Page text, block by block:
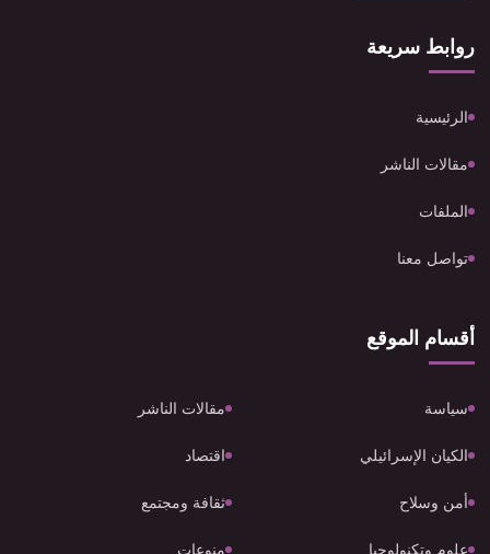
روابط سريعة
الرئيسية
مقالات الناشر
الملفات
تواصل معنا
أقسام الموقع
سياسة مقالات الناشر
الكيان الإسرائيلي اقتصاد
أمن وسلاح ثقافة ومجتمع
علوم وتكنولوجيا منوعات